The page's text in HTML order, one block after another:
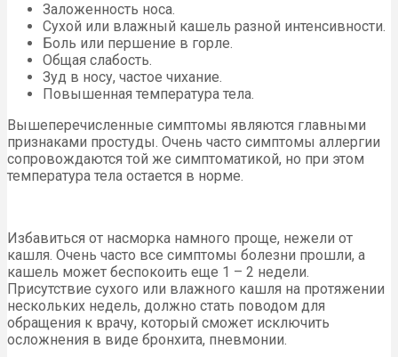
Заложенность носа.
Сухой или влажный кашель разной интенсивности.
Боль или першение в горле.
Общая слабость.
Зуд в носу, частое чихание.
Повышенная температура тела.
Вышеперечисленные симптомы являются главными
признаками простуды. Очень часто симптомы аллергии
сопровождаются той же симптоматикой, но при этом
температура тела остается в норме.
Избавиться от насморка намного проще, нежели от
кашля. Очень часто все симптомы болезни прошли, а
кашель может беспокоить еще 1 – 2 недели.
Присутствие сухого или влажного кашля на протяжении
нескольких недель, должно стать поводом для
обращения к врачу, который сможет исключить
осложнения в виде бронхита, пневмонии.